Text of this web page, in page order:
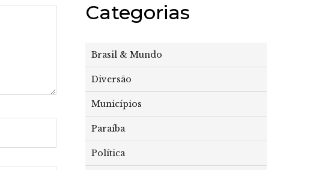
Categorias
Brasil & Mundo
Diversão
Municípios
Paraíba
Política